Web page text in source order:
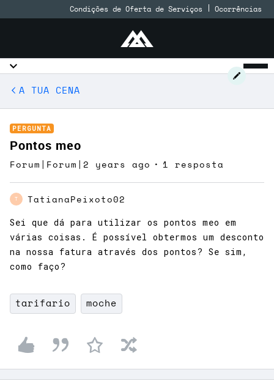
Condições de Oferta de Serviços Ocorrências
A TUA CENA
PERGUNTA
Pontos meo
Forum|Forum|2 years ago 1 resposta
T TatianaPeixoto02
Sei que dá para utilizar os pontos meo em
várias coisas. É possível obtermos um desconto
na nossa fatura através dos pontos? Se sim,
como faço?
tarifario moche